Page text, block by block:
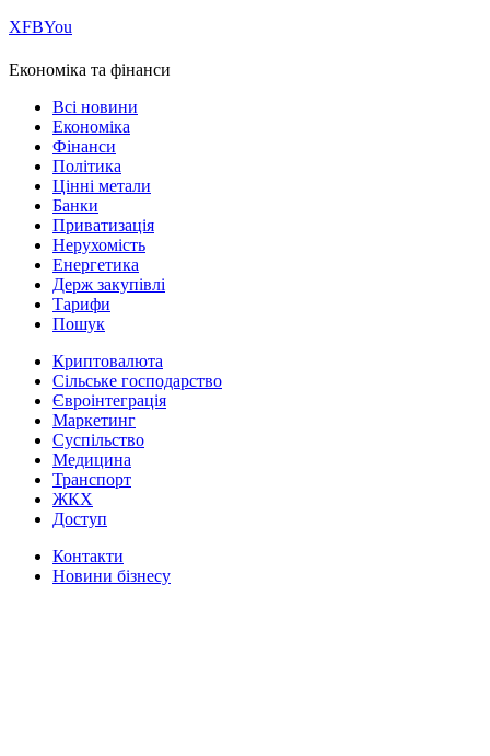
ХFBYou
Економіка та фінанси
Всі новини
Економіка
Фінанси
Політика
Цінні метали
Банки
Приватизація
Нерухомість
Енергетика
Держ закупівлі
Тарифи
Пошук
Криптовалюта
Сільське господарство
Євроінтеграція
Маркетинг
Суспільство
Медицина
Транспорт
ЖКХ
Доступ
Контакти
Новини бізнесу